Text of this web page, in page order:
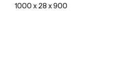
1000 x 28 x 900